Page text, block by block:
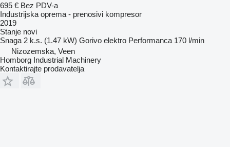
695 € Bez PDV-a
Industrijska oprema - prenosivi kompresor
2019
Stanje novi
Snaga 2 k.s. (1.47 kW) Gorivo elektro Performanca 170 l/min
Nizozemska, Veen
Homborg Industrial Machinery
Kontaktirajte prodavatelja